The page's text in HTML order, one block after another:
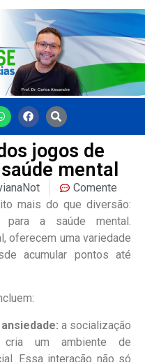
jogos de
mental
Comente
mais do que diversão:
para a saúde mental.
oferecem uma variedade
acumular pontos até
a socialização
um ambiente de
Essa interação não só